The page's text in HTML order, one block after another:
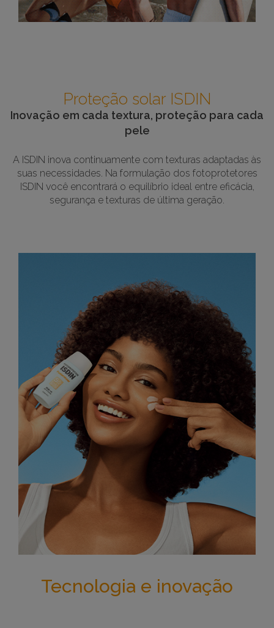
Proteção solar ISDIN
Inovação em cada textura, proteção para cada
pele
A ISDIN inova continuamente com texturas adaptadas às
suas necessidades. Na formulação dos fotoprotetores
ISDIN você encontrará o equilíbrio ideal entre eficácia,
segurança e texturas de última geração.
Tecnologia e inovação